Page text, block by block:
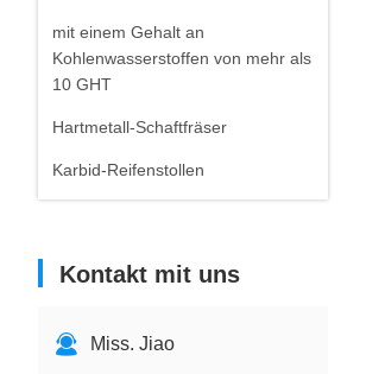
mit einem Gehalt an
Kohlenwasserstoffen von mehr als
10 GHT
Hartmetall-Schaftfräser
Karbid-Reifenstollen
Kontakt mit uns
Miss. Jiao